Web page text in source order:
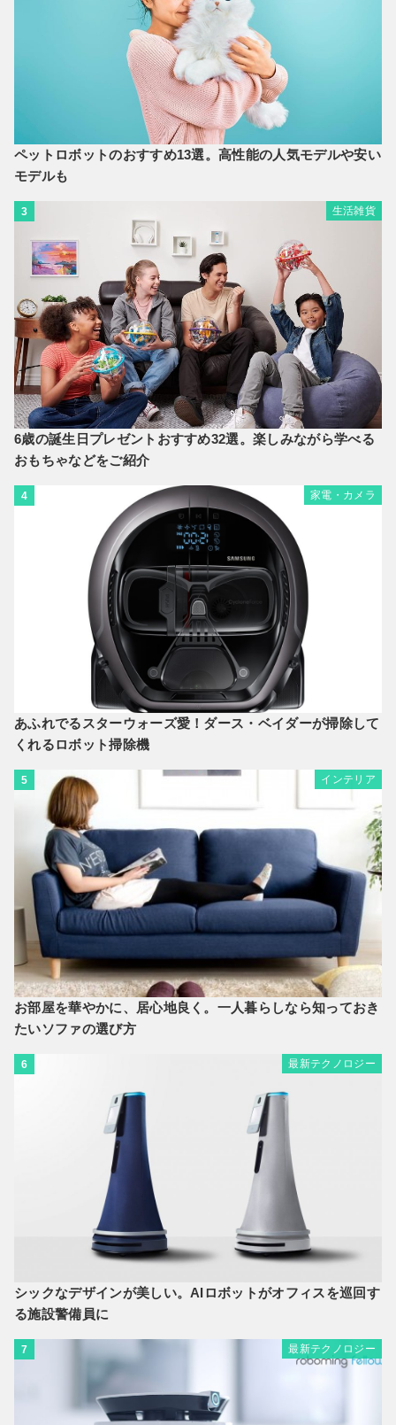
ペットロボットのおすすめ13選。高性能の人気モデルや安い
モデルも
3 生活雑貨
6歳の誕生日プレゼントおすすめ32選。楽しみながら学べる
おもちゃなどをご紹介
4 家電・カメラ
あふれでるスターウォーズ愛！ダース・ベイダーが掃除して
くれるロボット掃除機
5 インテリア
お部屋を華やかに、居心地良く。一人暮らしなら知っておき
たいソファの選び方
6 最新テクノロジー
シックなデザインが美しい。AIロボットがオフィスを巡回す
る施設警備員に
7 最新テクノロジー